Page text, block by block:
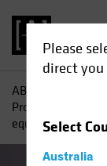
Please
direct
Select
Australia
AB
Prospettive del
equilibrio